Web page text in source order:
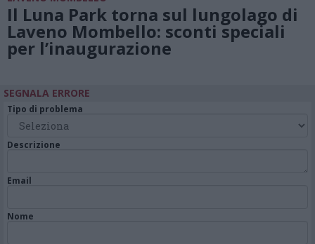
Il Luna Park torna sul lungolago di
Laveno Mombello: sconti speciali
per l’inaugurazione
SEGNALA ERRORE
Tipo di problema
Descrizione
Email
Nome